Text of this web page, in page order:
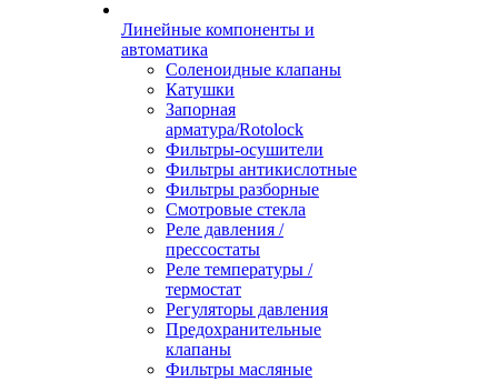
Линейные компоненты и
автоматика
Соленоидные клапаны
Катушки
Запорная
арматура/Rotolock
Фильтры-осушители
Фильтры антикислотные
Фильтры разборные
Смотровые стекла
Реле давления /
прессостаты
Реле температуры /
термостат
Регуляторы давления
Предохранительные
клапаны
Фильтры масляные